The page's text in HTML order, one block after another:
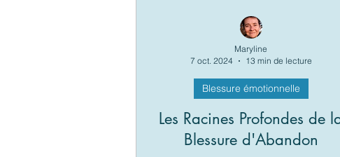
Les Racines Profondes de
Blessure d'Abandon
Blessure émotionnelle
Maryline
7 oct. 2024
13 min de lecture